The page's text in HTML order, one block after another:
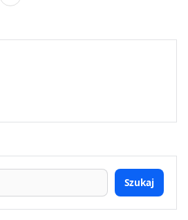
Szukaj